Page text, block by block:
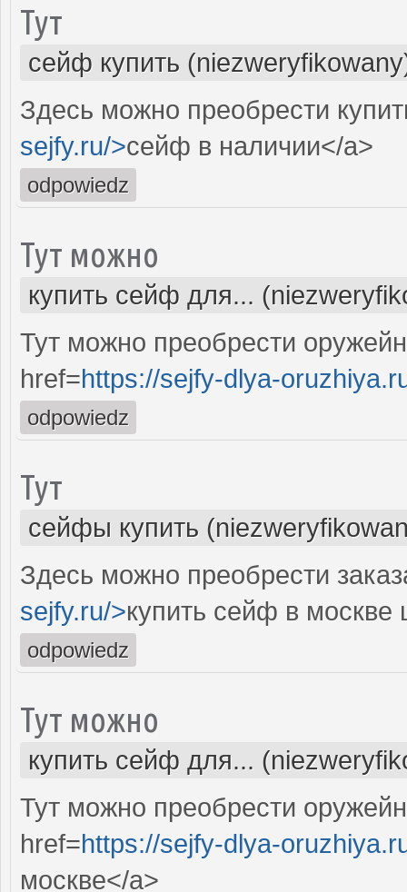
Тут
сейф купить
Здесь можно преобрести
sejfy.ru/>сейф в наличии</a>
odpowiedz
Тут можно
купить сейф для...
Тут можно преобрести
href=https://sejfy-dlya-
odpowiedz
Тут
сейфы купить
Здесь можно преобрести
sejfy.ru/>купить сейф в москве
odpowiedz
Тут можно
купить сейф для...
Тут можно преобрести
href=https://sejfy-dlya-
москве</a>